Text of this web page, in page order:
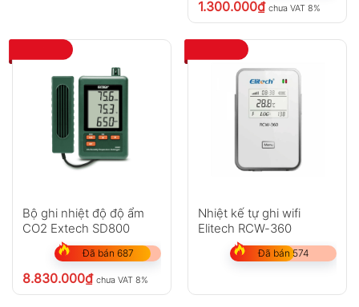
1.300.000₫ chưa VAT 8%
Bộ ghi nhiệt độ độ ẩm
CO2 Extech SD800
Đã bán 687
8.830.000₫ chưa VAT 8%
Nhiệt kế tự ghi wifi
Elitech RCW-360
Đã bán 574